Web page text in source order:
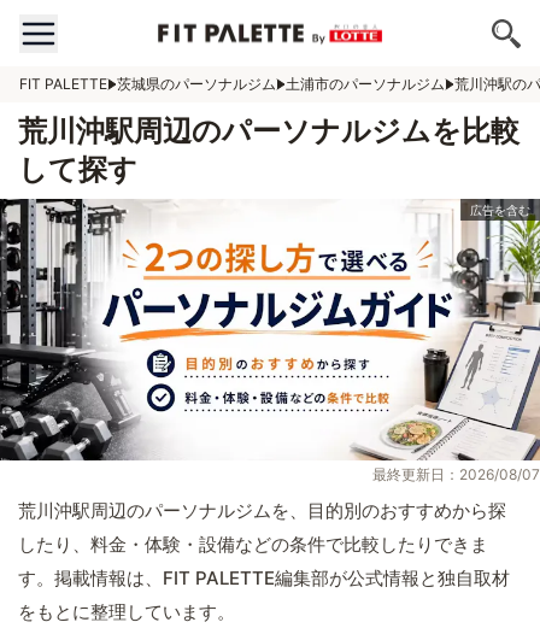
FIT PALETTE 茨城県のパーソナルジム 土浦市のパーソナルジム 荒川沖駅の
荒川沖駅周辺のパーソナルジムを比較
して探す
最終更新日：2026/08/07
荒川沖駅周辺のパーソナルジムを、目的別のおすすめから探
したり、料金・体験・設備などの条件で比較したりできま
す。掲載情報は、FIT PALETTE編集部が公式情報と独自取材
をもとに整理しています。